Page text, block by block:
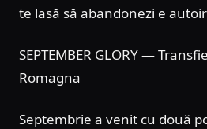
te lasă să abandonezi e
SEPTEMBER GLORY —
Romagna
Septembrie a venit cu două